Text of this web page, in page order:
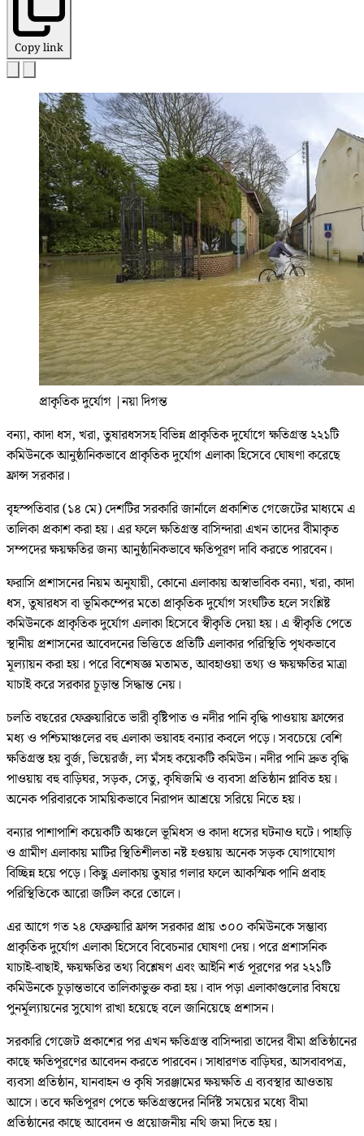
Copy link
প্রাকৃতিক দুর্যোগ |নয়া দিগন্ত
বন্যা, কাদা ধস, খরা, তুষারধসসহ বিভিন্ন প্রাকৃতিক দুর্যোগে ক্ষতিগ্রস্ত ২২১টি
কমিউনকে আনুষ্ঠানিকভাবে প্রাকৃতিক দুর্যোগ এলাকা হিসেবে ঘোষণা করেছে
ফ্রান্স সরকার।
বৃহস্পতিবার (১৪ মে) দেশটির সরকারি জার্নালে প্রকাশিত গেজেটের মাধ্যমে এ
তালিকা প্রকাশ করা হয়। এর ফলে ক্ষতিগ্রস্ত বাসিন্দারা এখন তাদের বীমাকৃত
সম্পদের ক্ষয়ক্ষতির জন্য আনুষ্ঠানিকভাবে ক্ষতিপূরণ দাবি করতে পারবেন।
ফরাসি প্রশাসনের নিয়ম অনুযায়ী, কোনো এলাকায় অস্বাভাবিক বন্যা, খরা, কাদা
ধস, তুষারধস বা ভূমিকম্পের মতো প্রাকৃতিক দুর্যোগ সংঘটিত হলে সংশ্লিষ্ট
কমিউনকে প্রাকৃতিক দুর্যোগ এলাকা হিসেবে স্বীকৃতি দেয়া হয়। এ স্বীকৃতি পেতে
স্থানীয় প্রশাসনের আবেদনের ভিত্তিতে প্রতিটি এলাকার পরিস্থিতি পৃথকভাবে
মূল্যায়ন করা হয়। পরে বিশেষজ্ঞ মতামত, আবহাওয়া তথ্য ও ক্ষয়ক্ষতির মাত্রা
যাচাই করে সরকার চূড়ান্ত সিদ্ধান্ত নেয়।
চলতি বছরের ফেব্রুয়ারিতে ভারী বৃষ্টিপাত ও নদীর পানি বৃদ্ধি পাওয়ায় ফ্রান্সের
মধ্য ও পশ্চিমাঞ্চলের বহু এলাকা ভয়াবহ বন্যার কবলে পড়ে। সবচেয়ে বেশি
ক্ষতিগ্রস্ত হয় বুর্জ, ভিয়েরজঁ, ল্য মঁসহ কয়েকটি কমিউন। নদীর পানি দ্রুত বৃদ্ধি
পাওয়ায় বহু বাড়িঘর, সড়ক, সেতু, কৃষিজমি ও ব্যবসা প্রতিষ্ঠান প্লাবিত হয়।
অনেক পরিবারকে সাময়িকভাবে নিরাপদ আশ্রয়ে সরিয়ে নিতে হয়।
বন্যার পাশাপাশি কয়েকটি অঞ্চলে ভূমিধস ও কাদা ধসের ঘটনাও ঘটে। পাহাড়ি
ও গ্রামীণ এলাকায় মাটির স্থিতিশীলতা নষ্ট হওয়ায় অনেক সড়ক যোগাযোগ
বিচ্ছিন্ন হয়ে পড়ে। কিছু এলাকায় তুষার গলার ফলে আকস্মিক পানি প্রবাহ
পরিস্থিতিকে আরো জটিল করে তোলে।
এর আগে গত ২৪ ফেব্রুয়ারি ফ্রান্স সরকার প্রায় ৩০০ কমিউনকে সম্ভাব্য
প্রাকৃতিক দুর্যোগ এলাকা হিসেবে বিবেচনার ঘোষণা দেয়। পরে প্রশাসনিক
যাচাই-বাছাই, ক্ষয়ক্ষতির তথ্য বিশ্লেষণ এবং আইনি শর্ত পূরণের পর ২২১টি
কমিউনকে চূড়ান্তভাবে তালিকাভুক্ত করা হয়। বাদ পড়া এলাকাগুলোর বিষয়ে
পুনর্মূল্যায়নের সুযোগ রাখা হয়েছে বলে জানিয়েছে প্রশাসন।
সরকারি গেজেট প্রকাশের পর এখন ক্ষতিগ্রস্ত বাসিন্দারা তাদের বীমা প্রতিষ্ঠানের
কাছে ক্ষতিপূরণের আবেদন করতে পারবেন। সাধারণত বাড়িঘর, আসবাবপত্র,
ব্যবসা প্রতিষ্ঠান, যানবাহন ও কৃষি সরঞ্জামের ক্ষয়ক্ষতি এ ব্যবস্থার আওতায়
আসে। তবে ক্ষতিপূরণ পেতে ক্ষতিগ্রস্তদের নির্দিষ্ট সময়ের মধ্যে বীমা
প্রতিষ্ঠানের কাছে আবেদন ও প্রয়োজনীয় নথি জমা দিতে হয়।